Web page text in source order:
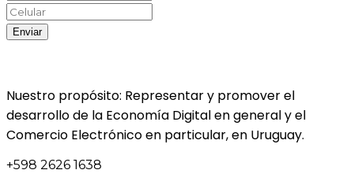
Nuestro propósito: Representar y promover el
desarrollo de la Economía Digital en general y el
Comercio Electrónico en particular, en Uruguay.
+598 2626 1638